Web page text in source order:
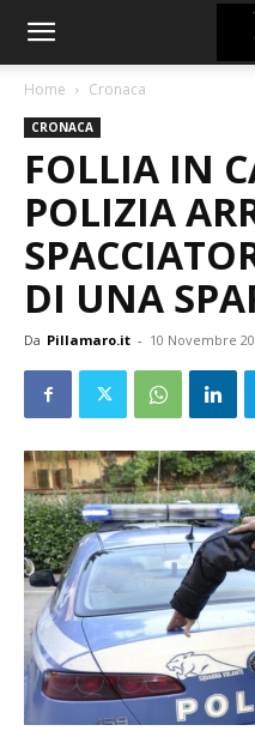
Home Cronaca
CRONACA
FOLLIA IN
POLIZIA
DI UNA
Da Pillamaro.it - 10 Novembre